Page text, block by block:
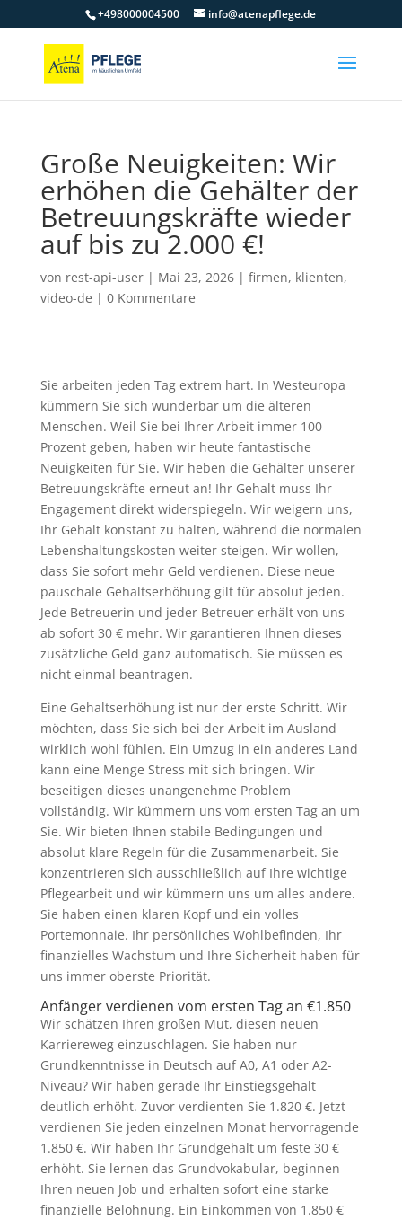
+498000004500 info@atenapflege.de
Große Neuigkeiten: Wir
erhöhen die Gehälter der
Betreuungskräfte wieder
auf bis zu 2.000 €!
von rest-api-user| Mai 23, 2026| firmen, klienten,
video-de | 0 Kommentare
Sie arbeiten jeden Tag extrem hart. In Westeuropa
kümmern Sie sich wunderbar um die älteren
Menschen. Weil Sie bei Ihrer Arbeit immer 100
Prozent geben, haben wir heute fantastische
Neuigkeiten für Sie. Wir heben die Gehälter unserer
Betreuungskräfte erneut an! Ihr Gehalt muss Ihr
Engagement direkt widerspiegeln. Wir weigern uns,
Ihr Gehalt konstant zu halten, während die normalen
Lebenshaltungskosten weiter steigen. Wir wollen,
dass Sie sofort mehr Geld verdienen. Diese neue
pauschale Gehaltserhöhung gilt für absolut jeden.
Jede Betreuerin und jeder Betreuer erhält von uns
ab sofort 30 € mehr. Wir garantieren Ihnen dieses
zusätzliche Geld ganz automatisch. Sie müssen es
nicht einmal beantragen.
Eine Gehaltserhöhung ist nur der erste Schritt. Wir
möchten, dass Sie sich bei der Arbeit im Ausland
wirklich wohl fühlen. Ein Umzug in ein anderes Land
kann eine Menge Stress mit sich bringen. Wir
beseitigen dieses unangenehme Problem
vollständig. Wir kümmern uns vom ersten Tag an um
Sie. Wir bieten Ihnen stabile Bedingungen und
absolut klare Regeln für die Zusammenarbeit. Sie
konzentrieren sich ausschließlich auf Ihre wichtige
Pflegearbeit und wir kümmern uns um alles andere.
Sie haben einen klaren Kopf und ein volles
Portemonnaie. Ihr persönliches Wohlbefinden, Ihr
finanzielles Wachstum und Ihre Sicherheit haben für
uns immer oberste Priorität.
Anfänger verdienen vom ersten Tag an €1.850
Wir schätzen Ihren großen Mut, diesen neuen
Karriereweg einzuschlagen. Sie haben nur
Grundkenntnisse in Deutsch auf A0, A1 oder A2-
Niveau? Wir haben gerade Ihr Einstiegsgehalt
deutlich erhöht. Zuvor verdienten Sie 1.820 €. Jetzt
verdienen Sie jeden einzelnen Monat hervorragende
1.850 €. Wir haben Ihr Grundgehalt um feste 30 €
erhöht. Sie lernen das Grundvokabular, beginnen
Ihren neuen Job und erhalten sofort eine starke
finanzielle Belohnung. Ein Einkommen von 1.850 €